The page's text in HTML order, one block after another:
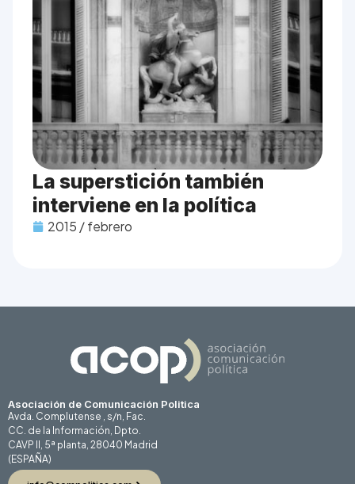
La superstición también
interviene en la política
2015 / febrero
Asociación de Comunicación Politica
Avda. Complutense , s/n, Fac.
CC. de la Información, Dpto.
CAVP II, 5ª planta, 28040 Madrid
(ESPAÑA)